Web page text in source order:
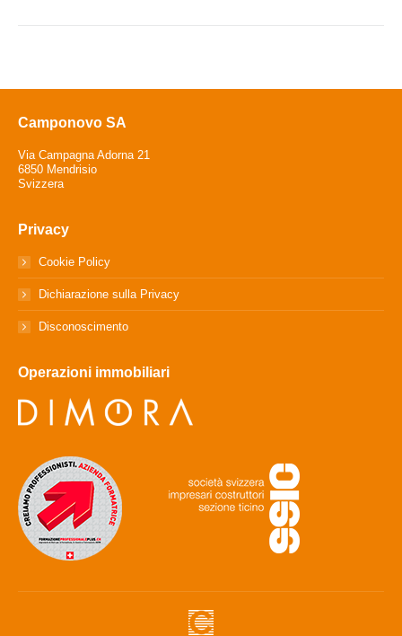
Camponovo SA
Via Campagna Adorna 21
6850 Mendrisio
Svizzera
Privacy
Cookie Policy
Dichiarazione sulla Privacy
Disconoscimento
Operazioni immobiliari